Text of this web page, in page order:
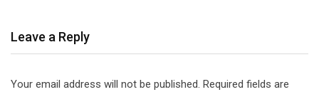
ముఖ్య అతిథిగా పాల్గొనే ఈ…
Leave a Reply
Your email address will not be published. Required fields are